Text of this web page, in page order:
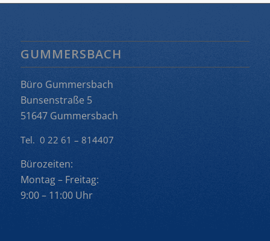
GUMMERSBACH
Büro Gummersbach
Bunsenstraße 5
51647 Gummersbach
Tel. 0 22 61 – 814407
Bürozeiten:
Montag – Freitag:
9:00 – 11:00 Uhr